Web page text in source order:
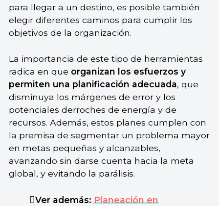
para llegar a un destino, es posible también
elegir diferentes caminos para cumplir los
objetivos de la organización.
La importancia de este tipo de herramientas
radica en que organizan los esfuerzos y
permiten una planificación adecuada, que
disminuya los márgenes de error y los
potenciales derroches de energía y de
recursos. Además, estos planes cumplen con
la premisa de segmentar un problema mayor
en metas pequeñas y alcanzables,
avanzando sin darse cuenta hacia la meta
global, y evitando la parálisis.
Ver además:Planeación en